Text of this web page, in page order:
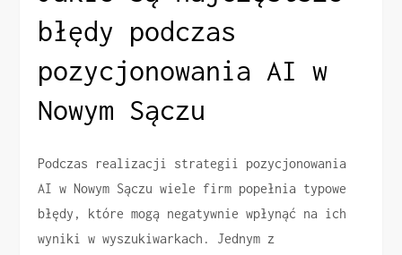
błędy podczas
pozycjonowania AI w
Nowym Sączu
Podczas realizacji strategii pozycjonowania
AI w Nowym Sączu wiele firm popełnia typowe
błędy, które mogą negatywnie wpłynąć na ich
wyniki w wyszukiwarkach. Jednym z